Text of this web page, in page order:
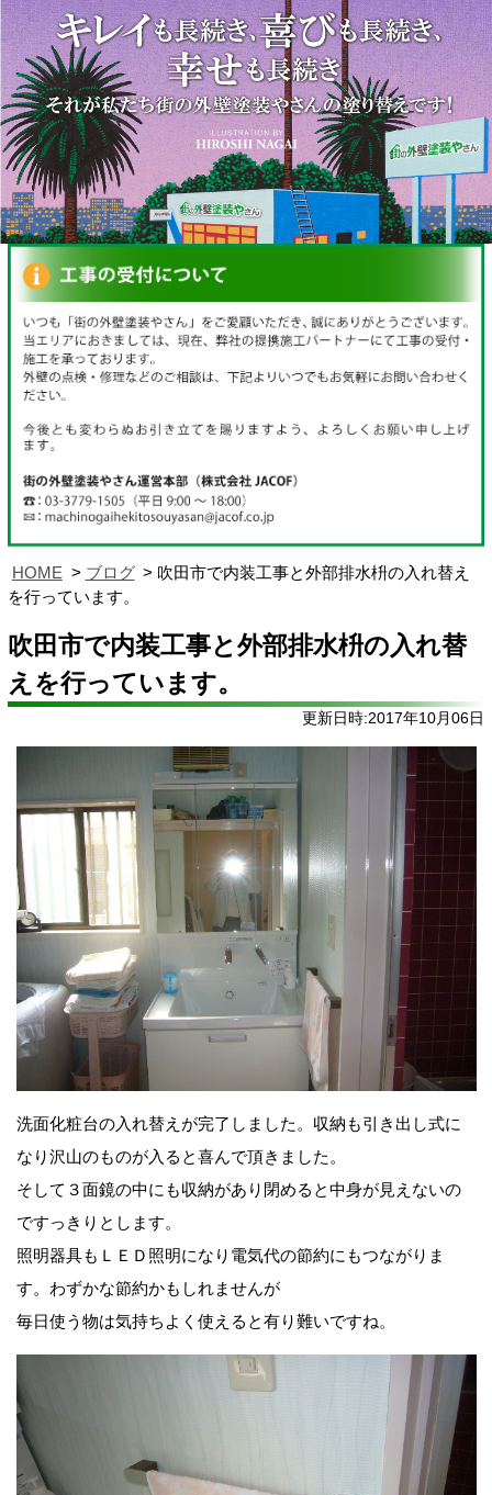
HOME ブログ
吹田市で内装工事と外部排水枡の入れ替え
を行っています。
吹田市で内装工事と外部排水枡の入れ替
えを行っています。
更新日時:2017年10月06日
洗面化粧台の入れ替えが完了しました。収納も引き出し式に
なり沢山のものが入ると喜んで頂きました。
そして３面鏡の中にも収納があり閉めると中身が見えないの
ですっきりとします。
照明器具もＬＥＤ照明になり電気代の節約にもつながりま
す。わずかな節約かもしれませんが
毎日使う物は気持ちよく使えると有り難いですね。